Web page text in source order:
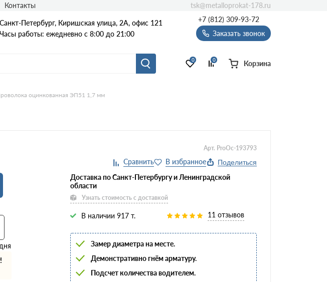
Санкт-Петербург, Киришская улица, 2А, офис 121
Часы работы: ежедневно с 8:00 до 21:00
+7 (812) 309-93-72
Заказать звонок
0 0 Корзина
Контакты tsk@metalloprokat-178.ru
оцинкованная ЭП51 1,7 мм
Арт. ProOc-193793
Поделиться
Доставка по Санкт-Петербургу и Ленинградской
области
Узнать стоимость с доставкой
В наличии 917 т. 11 отзывов
Замер диаметра на месте.
Демонстративно гнём арматуру.
Подсчет количества водителем.